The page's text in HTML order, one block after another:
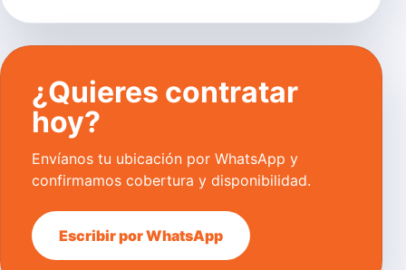
¿Quieres contratar
hoy?
Envíanos tu ubicación por WhatsApp y
confirmamos cobertura y disponibilidad.
Escribir por WhatsApp